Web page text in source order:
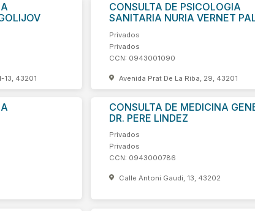
13, 43201
CONSULTA DE PSICOLOGIA
SANITARIA NURIA VERNET
Privados
Privados
CCN: 0943001090
Avenida Prat De La Riba, 29, 43201
CONSULTA DE MEDICINA
DR. PERE LINDEZ
Privados
Privados
CCN: 0943000786
Calle Antoni Gaudi, 13, 43202